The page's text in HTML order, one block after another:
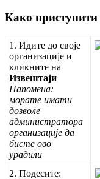
Како приступити
1 . Идите до своје
организације и
кликните на
Извештаји
Напомена:
морате имати
дозволе
администратора
организације да
бисте ово
урадили
2. Подесите: